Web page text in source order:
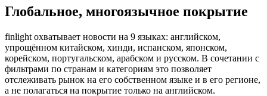
Глобальное, многоязычное покрытие
finlight охватывает новости на 9 языках: английском,
упрощённом китайском, хинди, испанском, японском,
корейском, португальском, арабском и русском. В сочетании с
фильтрами по странам и категориям это позволяет
отслеживать рынок на его собственном языке и в его регионе,
а не полагаться на покрытие только на английском.